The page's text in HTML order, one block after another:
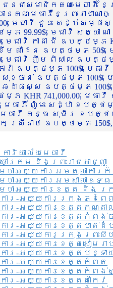
ាសមាជិកគណៈមេធាវី
ានគណៈមេធាវីនៃព្រះរា
មេធាវី ជួន សេដ្ឋស
99.99$, មេធាវី សត្យា ណ
មេធាវី កាដា ជី ឧបត្ថម្ភ
ម ណាដែន ឧបត្ថម្ភ 50$,
មេធាវី ញឹម ពិសាល ឧបត្ថ
ារ៉ា ឧបត្ថម្ភ 100$, មេ
សុខចាន់ ឧបត្ថម្ភ
ឆដាផស្ស ឧបត្ថម្ភ
ភ KHR 741,000.00, មេ
ធាវី ញ៉ែម សេដ្ឋា ឧបត្ថ
ាវី គន្ធ សុធីរ ឧបត្ថម្ភ
ក ស្រីនាថ ឧបត្ថម្ភ 150$,
រិយាល័យ​មេធាវី​
ក្រម និងព្រះរាជអាជ្ញា
មហាអយ្យការអមតុលាការ
មហាអយ្យការអមសាលាឧទ្
មហាអយ្យការខេត្ត និង ក្
ការ-អយ្យការក្រុងភ្នំពេ
ារ-អយ្យការខេត្តកណ្តា
ារ-អយ្យការខេត្តកំពង់ច
ារ-អយ្យការខេត្តបាត់ដំ
ការ-អយ្យការ​ក្រុងព្រះសី
ារ-អយ្យការខេត្តសៀមរា
ារ-អយ្យការខេត្តបន្ទា
ារ-អយ្យការខេត្តកំពត
ការ-អយ្យការខេត្តកំពង់
ារ-អយ្យការខេត្តតាកែវ